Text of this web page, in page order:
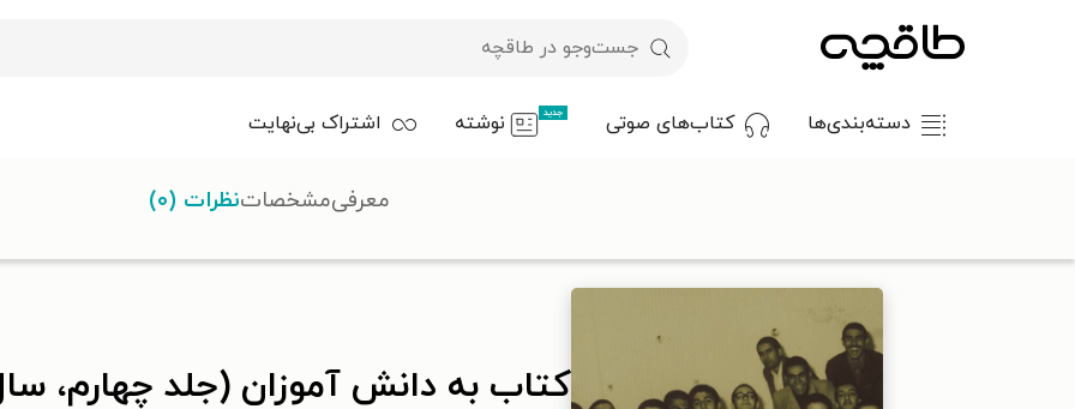
دسته‌بندی‌ها کتاب‌های صوتی جدید نوشته اشتراک بی‌نهایت
کتاب به دانش آموزان (جلد چهارم،
معرفیمشخصاتنظرات (۰)